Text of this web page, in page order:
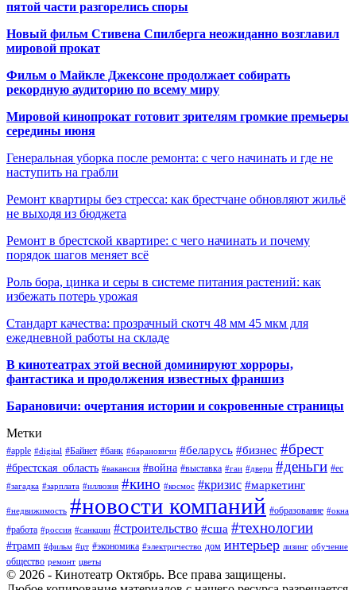
пятой части разгорелись споры
Новый фильм Стивена Спилберга неожиданно возглавил
мировой прокат
Фильм о Майкле Джексоне продолжает собирать
рекордную аудиторию по всему миру
Мировой кинопрокат готовит зрителям громкие премьеры
середины июня
Генеральная уборка после ремонта: с чего начинать и где не
наступить на грабли
Ремонт квартиры без стресса: как брестчане обновляют жильё
не выходя из бюджета
Ремонт в брестской квартире: с чего начинать и почему
порядок шагов меняет всё
Роль бора, цинка и серы в системе питания растений: как
избежать потерь урожая
Стандарт качества: прозрачный скотч 48 мм 45 мкм для
ежедневной работы на складе
В кинотеатрах этой весной доминируют хорроры,
фантастика и продолжения известных франшиз
Барановичи: очертания истории и сокровенные страницы
Метки
#apple #digital #Байнет #банк #барановичи #беларусь #бизнес #брест
#брестская_область #вакансия #война #выставка #гаи #двери #деньги #ес
#загадка #зарплата #иллюзия #кино #космос #кризис #маркетинг
#недвижимость #новости компаний #образование #окна
#работа #россия #санкции #строительство #сша #технологии
#трамп #фильм #цт #экономика #электричество дом интерьер лизинг обучение
общество ремонт цветы
© 2026 - Кинотеатр Октябрь. Все права защищены.